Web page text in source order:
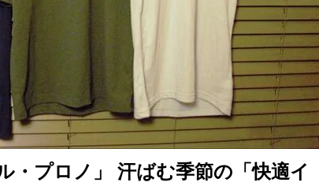
・プロノ」 汗ばむ季節の「快適イ